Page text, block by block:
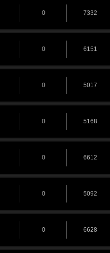
0 7332
0 6151
0 5017
0 5168
0 6612
0 5092
0 6628